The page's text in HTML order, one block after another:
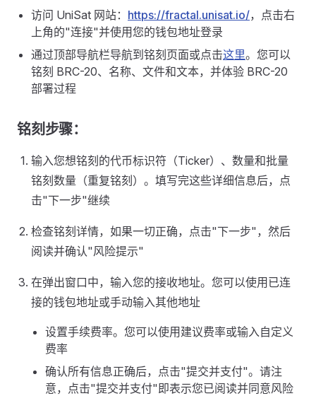
访问 UniSat 网站： https://fractal.unisat.io/，点击右
上角的"连接"并使用您的钱包地址登录
通过顶部导航栏导航到铭刻页面或点击这里。您可以
铭刻 BRC-20、名称、文件和文本，并体验 BRC-20
部署过程
铭刻步骤：
输入您想铭刻的代币标识符（Ticker）、数量和批量
铭刻数量（重复铭刻）。填写完这些详细信息后，点
击"下一步"继续
检查铭刻详情，如果一切正确，点击"下一步"，然后
阅读并确认"风险提示"
在弹出窗口中，输入您的接收地址。您可以使用已连
接的钱包地址或手动输入其他地址
设置手续费率。您可以使用建议费率或输入自定义
费率
确认所有信息正确后，点击"提交并支付"。请注
意，点击"提交并支付"即表示您已阅读并同意风险